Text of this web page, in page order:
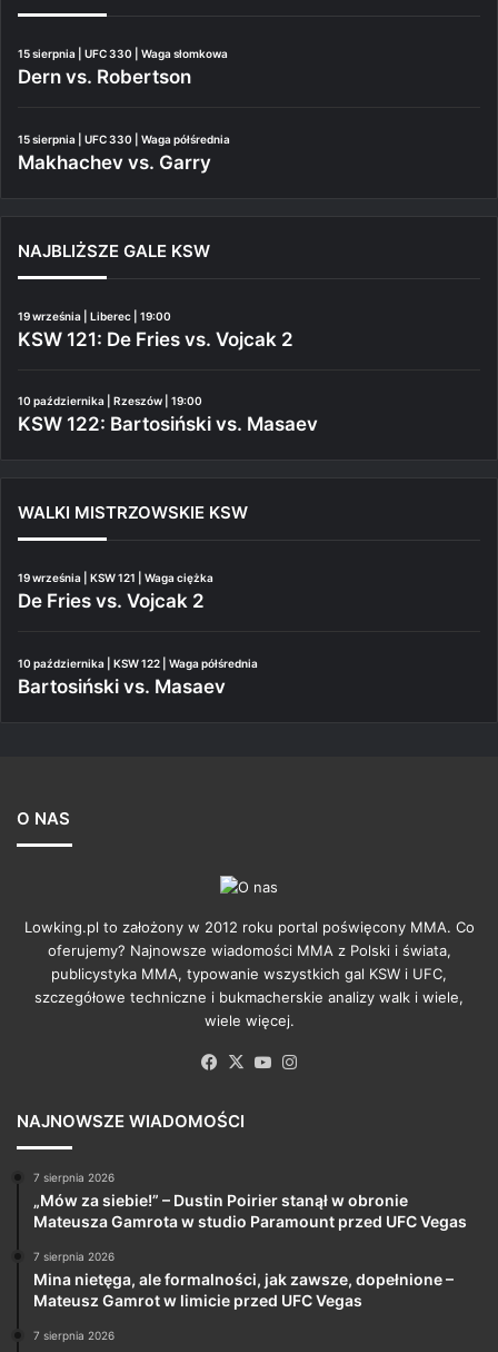
15 sierpnia | UFC 330 | Waga słomkowa
Dern vs. Robertson
15 sierpnia | UFC 330 | Waga półśrednia
Makhachev vs. Garry
NAJBLIŻSZE GALE KSW
19 września | Liberec | 19:00
KSW 121: De Fries vs. Vojcak 2
10 października | Rzeszów | 19:00
KSW 122: Bartosiński vs. Masaev
WALKI MISTRZOWSKIE KSW
19 września | KSW 121 | Waga ciężka
De Fries vs. Vojcak 2
10 października | KSW 122 | Waga półśrednia
Bartosiński vs. Masaev
O NAS
Lowking.pl to założony w 2012 roku portal poświęcony MMA. Co
oferujemy? Najnowsze wiadomości MMA z Polski i świata,
publicystyka MMA, typowanie wszystkich gal KSW i UFC,
szczegółowe techniczne i bukmacherskie analizy walk i wiele,
wiele więcej.
Facebook
X YouTube
NAJNOWSZE WIADOMOŚCI
7 sierpnia 2026
„Mów za siebie!” – Dustin Poirier stanął w obronie
Mateusza Gamrota w studio Paramount przed UFC Vegas
7 sierpnia 2026
Mina nietęga, ale formalności, jak zawsze, dopełnione –
Mateusz Gamrot w limicie przed UFC Vegas
7 sierpnia 2026